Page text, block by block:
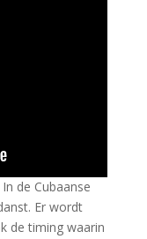
de Cubaanse
Er wordt
de timing waarin